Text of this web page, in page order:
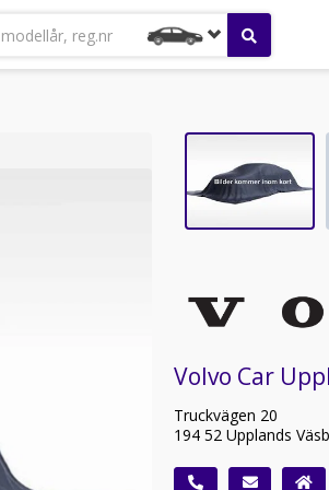
reg.nr
Volvo Car
Truckvägen 20
194 52 Upplands